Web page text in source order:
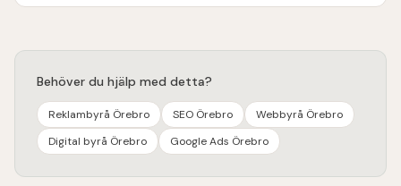
Behöver du hjälp med detta?
Reklambyrå Örebro SEO Örebro
Webbyrå Örebro
Digital byrå Örebro
Google Ads Örebro